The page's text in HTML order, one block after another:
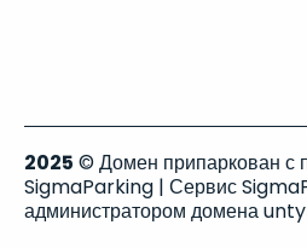
2025 © Домен припаркован с
SigmaParking | Сервис
администратором домена